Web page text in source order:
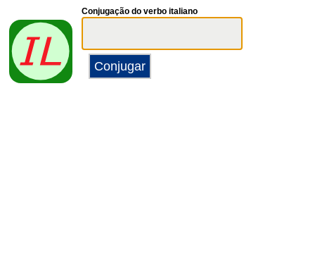
Conjugação do verbo italiano